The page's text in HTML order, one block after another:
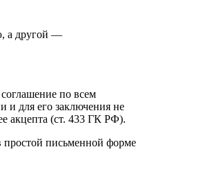
а другой —
по всем
и для его заключения не
акцепта (ст. 433 ГК РФ).
письменной форме